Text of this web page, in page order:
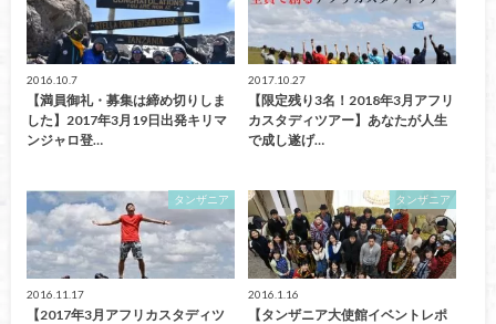
2016.10.7
【満員御礼・募集は締め切りしま
した】2017年3月19日出発キリマ
ンジャロ登…
2017.10.27
【限定残り3名！2018年3月アフリ
カスタディツアー】あなたが人生
で成し遂げ…
タンザニア
2016.11.17
【2017年3月アフリカスタディツ
タンザニア
2016.1.16
【タンザニア大使館イベントレポ